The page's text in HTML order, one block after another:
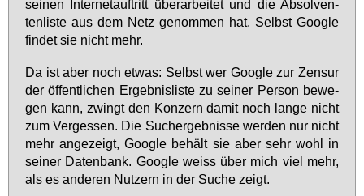
sei­nen In­ter­net­auf­tritt über­ar­bei­tet und die Ab­sol­ven­
ten­lis­te aus dem Netz ge­nom­men hat. Selbst Goog­le
fin­det sie nicht mehr.
Da ist aber noch et­was: Selbst wer Goog­le zur Zen­sur
der öf­fent­li­chen Er­geb­nis­lis­te zu sei­ner Per­son be­we­
gen kann, zwingt den Kon­zern da­mit noch lan­ge nicht
zum Ver­ges­sen. Die Such­ergeb­nis­se wer­den nur nicht
mehr an­ge­zeigt, Goog­le be­hält sie aber sehr wohl in
sei­ner Da­ten­bank. Goog­le weiss über mich viel mehr,
als es an­de­ren Nut­zern in der Su­che zeigt.